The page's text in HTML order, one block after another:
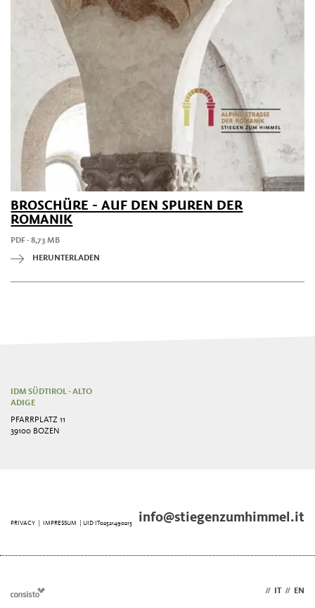
BROSCHÜRE - AUF DEN SPUREN DER
ROMANIK
PDF - 8,73 MB
HERUNTERLADEN
IDM SÜDTIROL - ALTO
ADIGE
PFARRPLATZ 11
39100 BOZEN
info@stiegenzumhimmel.it
PRIVACY IMPRESSUM | UID IT02521490215
// // EN